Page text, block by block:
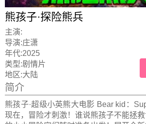
熊孩子·探险熊兵
主演:
导演:庄潇
年代:2025
类型:剧情片
地区:大陆
简介
熊孩子·超级小英熊大电影 Bear kid：
现在，冒险才刺激！谁说熊孩子不能拯